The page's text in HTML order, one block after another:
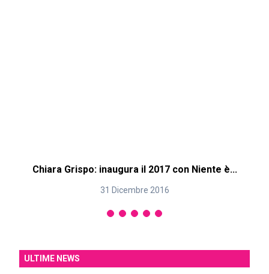
Chiara Grispo: inaugura il 2017 con Niente è...
31 Dicembre 2016
ULTIME NEWS